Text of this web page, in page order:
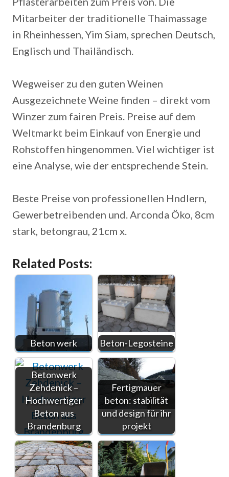
Mitarbeiter der traditionelle Thaimassage
in Rheinhessen, Yim Siam, sprechen Deutsch,
Englisch und Thailändisch.
Wegweiser zu den guten Weinen
Ausgezeichnete Weine finden – direkt vom
Winzer zum fairen Preis. Preise auf dem
Weltmarkt beim Einkauf von Energie und
Rohstoffen hingenommen. Viel wichtiger ist
eine Analyse, wie der entsprechende Stein.
Beste Preise von professionellen Hndlern,
Gewerbetreibenden und. Arconda Öko, 8cm
stark, betongrau, 21cm x.
Related Posts:
Beton werk Beton-Legosteine
Betonwerk
Zehdenick –
Hochwertiger
Beton aus
Brandenburg
Fertigmauer
beton: stabilität
und design für ihr
projekt